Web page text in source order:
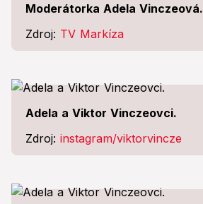
Moderátorka Adela Vinczeová.
Zdroj: TV Markíza
Adela a Viktor Vinczeovci.
Zdroj: instagram/viktorvincze